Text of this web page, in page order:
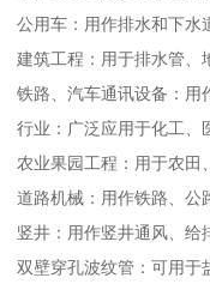
公用车：用作排水和下水
建筑工程：用于排水管、
铁路、汽车通讯设备：用
行业：广泛应用于化工、
农业果园工程：用于农田
道路机械：用作铁路、公
竖井：用作竖井通风、给
双壁穿孔波纹管：可用于